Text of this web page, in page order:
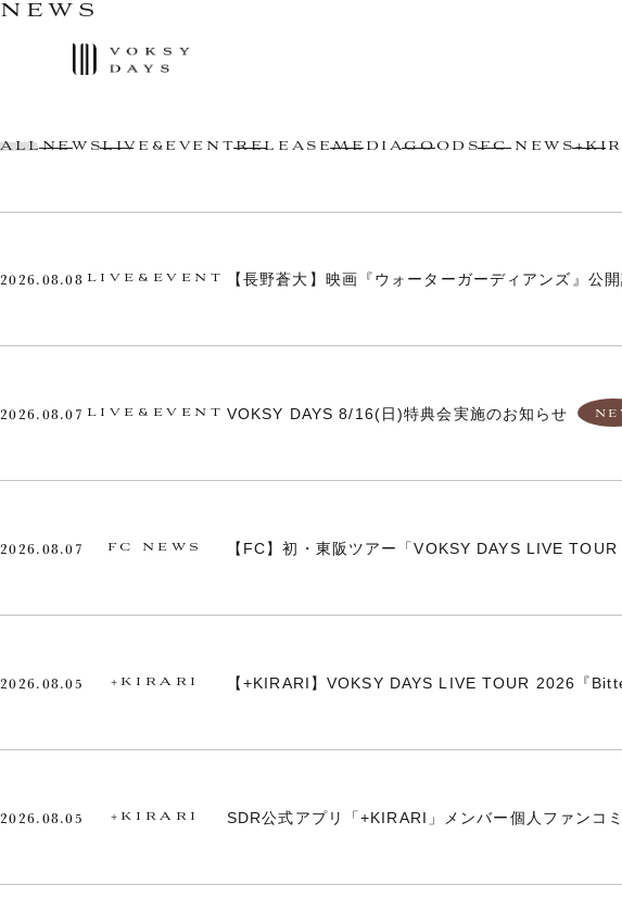
NEWS
ALLNEWSLIVE&EVENTRELEASEMEDIAGOODSFC NEWS
2026.08.08 LIVE&EVENT 【長野蒼大】映画『ウォーターガーディアンズ』公
2026.08.07 LIVE&EVENT VOKSY DAYS 8/16(日)特典会実施のお知らせ
2026.08.07 FC NEWS 【FC】初・東阪ツアー「VOKSY DAYS LIVE
2026.08.05 +KIRARI 【+KIRARI】VOKSY DAYS LIVE TOUR 2026『
2026.08.05 +KIRARI SDR公式アプリ「+KIRARI」メンバー個人ファンコ